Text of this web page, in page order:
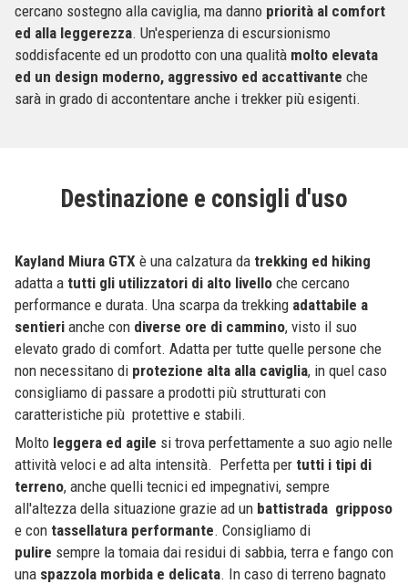
cercano sostegno alla caviglia, ma danno priorità al comfort
ed alla leggerezza. Un'esperienza di escursionismo
soddisfacente ed un prodotto con una qualità molto elevata
ed un design moderno, aggressivo ed accattivante che
sarà in grado di accontentare anche i trekker più esigenti.
Destinazione e consigli d'uso
Kayland Miura GTX è una calzatura da trekking ed hiking
adatta a tutti gli utilizzatori di alto livello che cercano
performance e durata. Una scarpa da trekking adattabile a
sentieri anche con diverse ore di cammino, visto il suo
elevato grado di comfort. Adatta per tutte quelle persone che
non necessitano di protezione alta alla caviglia, in quel caso
consigliamo di passare a prodotti più strutturati con
caratteristiche più protettive e stabili.
Molto leggera ed agile si trova perfettamente a suo agio nelle
attività veloci e ad alta intensità. Perfetta per tutti i tipi di
terreno, anche quelli tecnici ed impegnativi, sempre
all'altezza della situazione grazie ad un battistrada gripposo
e con tassellatura performante. Consigliamo di
pulire sempre la tomaia dai residui di sabbia, terra e fango con
una spazzola morbida e delicata. In caso di terreno bagnato